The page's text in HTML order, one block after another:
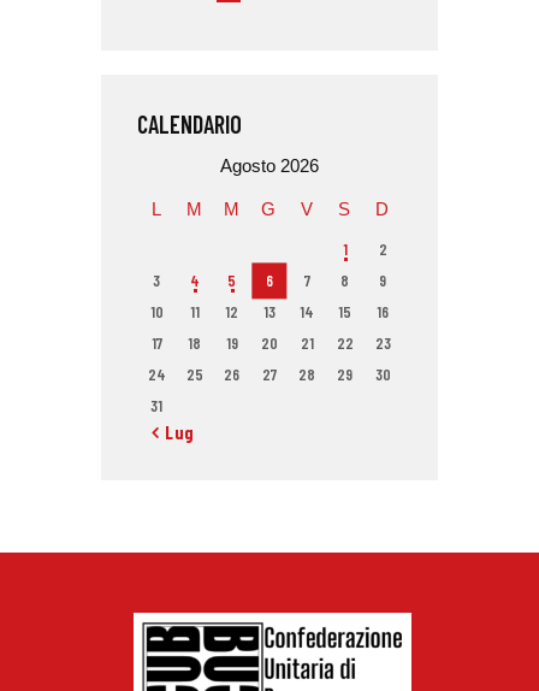
CALENDARIO
Agosto 2026
L M M G V S D
1
2
3
4 5 6 7 8
9
10
11 12 13 14 15
16
17
18 19 20 21 22
23
24
25 26 27 28 29
30
31
« Lug